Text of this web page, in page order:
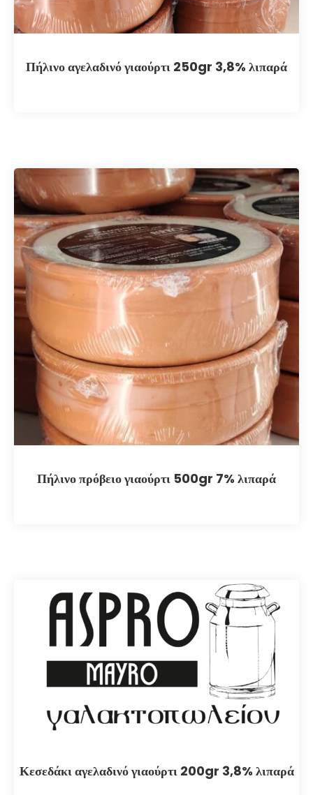
Πήλινο αγελαδινό γιαούρτι 250gr 3,8% λιπαρά
Πήλινο πρόβειο γιαούρτι 500gr 7% λιπαρά
Κεσεδάκι αγελαδινό γιαούρτι 200gr 3,8% λιπαρά